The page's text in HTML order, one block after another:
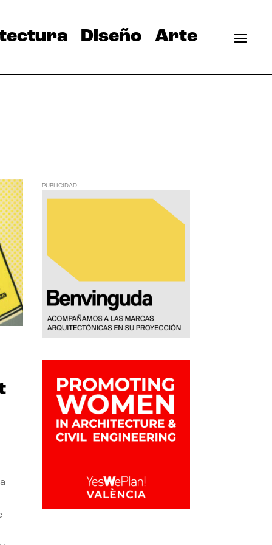
Diseño Arte
PUBLICIDAD